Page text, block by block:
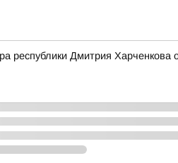
республики Дмитрия Харченкова